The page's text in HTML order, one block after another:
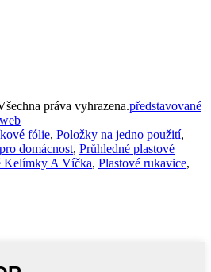
práva vyhrazena.představované
fólie, Položky na jedno použití,
domácnost, Průhledné plastové
Kelímky A Víčka, Plastové rukavice,